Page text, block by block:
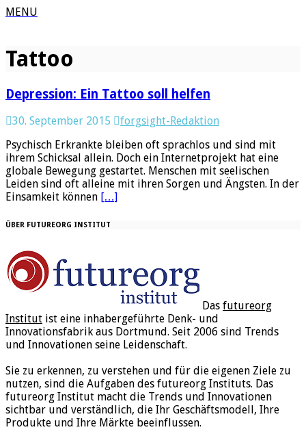
MENU
Tattoo
Depression: Ein Tattoo soll helfen
30. September 2015
forgsight-Redaktion
Psychisch Erkrankte bleiben oft sprachlos und sind mit
ihrem Schicksal allein. Doch ein Internetprojekt hat eine
globale Bewegung gestartet. Menschen mit seelischen
Leiden sind oft alleine mit ihren Sorgen und Ängsten. In der
Einsamkeit können […]
ÜBER FUTUREORG INSTITUT
Das futureorg
Institut ist eine inhabergeführte Denk- und
Innovationsfabrik aus Dortmund. Seit 2006 sind Trends
und Innovationen seine Leidenschaft.
Sie zu erkennen, zu verstehen und für die eigenen Ziele zu
nutzen, sind die Aufgaben des futureorg Instituts. Das
futureorg Institut macht die Trends und Innovationen
sichtbar und verständlich, die Ihr Geschäftsmodell, Ihre
Produkte und Ihre Märkte beeinflussen.